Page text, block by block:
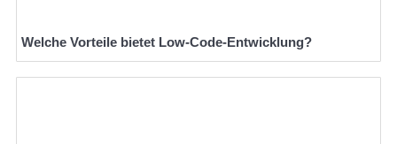
Welche Vorteile bietet Low-Code-Entwicklung?